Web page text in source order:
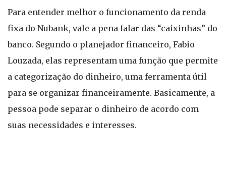
Para entender melhor o funcionamento da renda
fixa do Nubank, vale a pena falar das “caixinhas” do
banco. Segundo o planejador financeiro, Fabio
Louzada, elas representam uma função que permite
a categorização do dinheiro, uma ferramenta útil
para se organizar financeiramente. Basicamente, a
pessoa pode separar o dinheiro de acordo com
suas necessidades e interesses.